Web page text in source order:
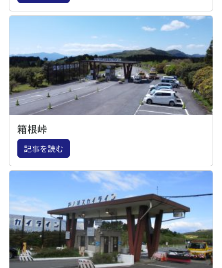
箱根峠
記事を読む